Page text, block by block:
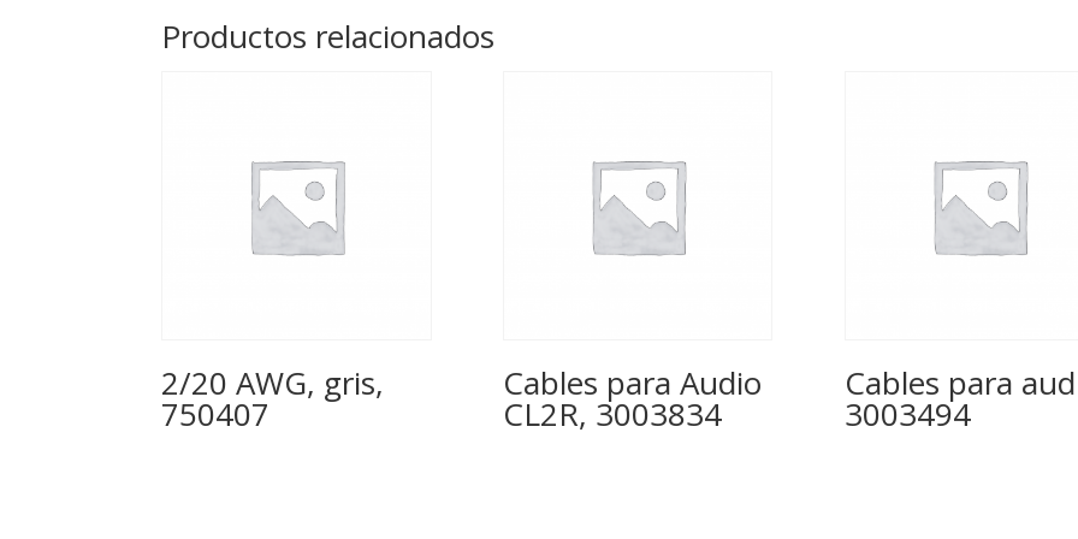
Productos relacionados
2/20 AWG, gris,
750407
Cables para Audio
CL2R, 3003834
Cables para
3003494